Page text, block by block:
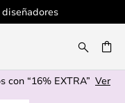
con “16% EXTRA” Ver